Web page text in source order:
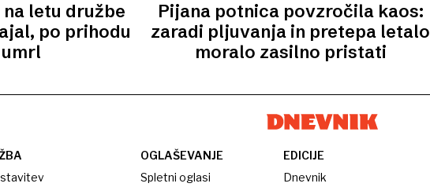
letu družbe
po prihodu
Pijana potnica povzročila kaos:
zaradi pljuvanja in pretepa letalo
moralo zasilno pristati
OGLAŠEVANJE
Spletni oglasi
EDICIJE
Dnevnik